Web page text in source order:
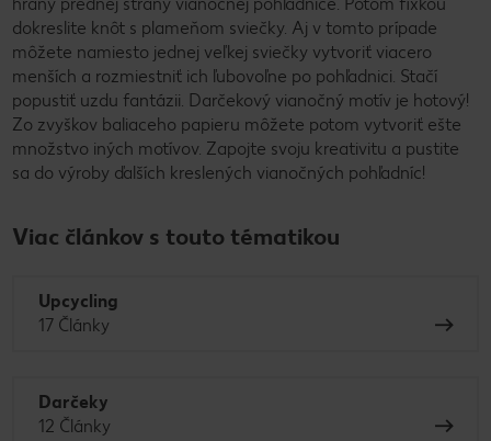
dokreslite knôt s plameňom sviečky. Aj v tomto prípade
môžete namiesto jednej veľkej sviečky vytvoriť viacero
menších a rozmiestniť ich ľubovoľne po pohľadnici. Stačí
popustiť uzdu fantázii. Darčekový vianočný motív je hotový!
Zo zvyškov baliaceho papieru môžete potom vytvoriť ešte
množstvo iných motívov. Zapojte svoju kreativitu a pustite
sa do výroby ďalších kreslených vianočných pohľadníc!
Viac článkov s touto tématikou
Upcycling
17 Články
Darčeky
12 Články